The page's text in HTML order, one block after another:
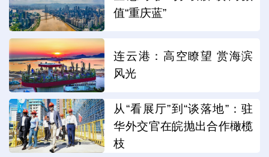
值“重庆蓝”
连云港：高空瞭望 赏海滨
风光
从“看展厅”到“谈落地”：驻
华外交官在皖抛出合作橄榄
枝